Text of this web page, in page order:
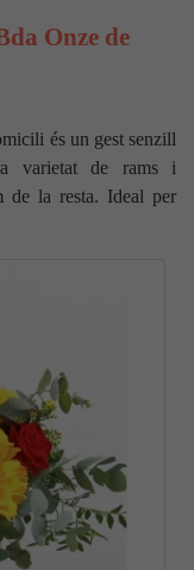
Onze de
és un gest senzill
varietat de rams i
de la resta. Ideal per